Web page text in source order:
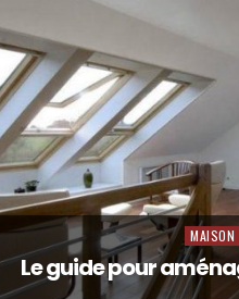
Posted
in
MAISON
Le guide pour